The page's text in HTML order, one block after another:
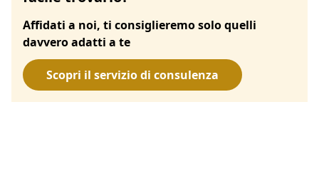
Affidati a noi, ti consiglieremo solo quelli
davvero adatti a te
Scopri il servizio di consulenza